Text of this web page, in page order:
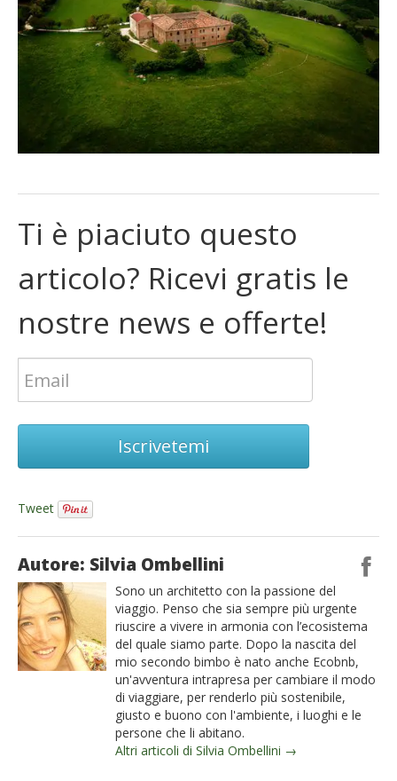
Ti è piaciuto questo
articolo? Ricevi gratis le
nostre news e offerte!
Iscrivetemi
Tweet
Autore: Silvia Ombellini
Sono un architetto con la passione del
viaggio. Penso che sia sempre più urgente
riuscire a vivere in armonia con l’ecosistema
del quale siamo parte. Dopo la nascita del
mio secondo bimbo è nato anche Ecobnb,
un'avventura intrapresa per cambiare il modo
di viaggiare, per renderlo più sostenibile,
giusto e buono con l'ambiente, i luoghi e le
persone che li abitano.
Altri articoli di Silvia Ombellini →